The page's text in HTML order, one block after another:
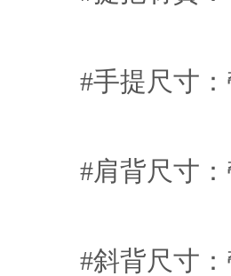
#手提尺寸
#肩背尺寸
#斜背尺寸